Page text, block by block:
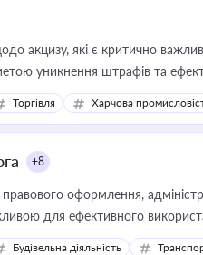
акцизу, які є критично
уникнення штрафів та
Торгівля Харчова
+8
оформлення,
для ефективного
Будівельна діяльність